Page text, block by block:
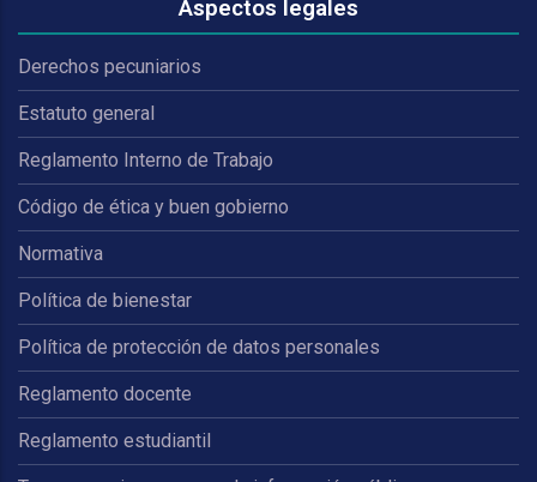
Aspectos legales
Derechos pecuniarios
Estatuto general
Reglamento Interno de Trabajo
Código de ética y buen gobierno
Normativa
Política de bienestar
Política de protección de datos personales
Reglamento docente
Reglamento estudiantil